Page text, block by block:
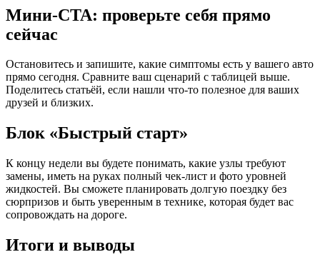
Мини‑CTA: проверьте себя прямо
сейчас
Остановитесь и запишите, какие симптомы есть у вашего авто
прямо сегодня. Сравните ваш сценарий с таблицей выше.
Поделитесь статьёй, если нашли что‑то полезное для ваших
друзей и близких.
Блок «Быстрый старт»
К концу недели вы будете понимать, какие узлы требуют
замены, иметь на руках полный чек‑лист и фото уровней
жидкостей. Вы сможете планировать долгую поездку без
сюрпризов и быть уверенным в технике, которая будет вас
сопровождать на дороге.
Итоги и выводы